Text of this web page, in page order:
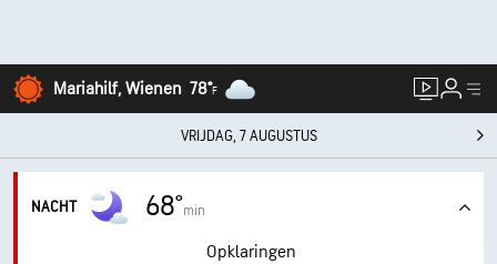
Mariahilf, Wienen 78°F
VRIJDAG, 7 AUGUSTUS
NACHT 68°min
Opklaringen